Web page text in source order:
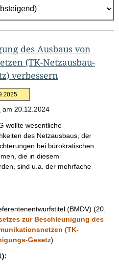
des Ausbaus von
(TK-Netzausbau-
verbessern
am 20.12.2024
wollte wesentliche
des Netzausbaus, der
bei bürokratischen
die in diesem
sind u.a. der mehrfache
(BMDV) (20.
zur Beschleunigung des
(TK-
Gesetz)